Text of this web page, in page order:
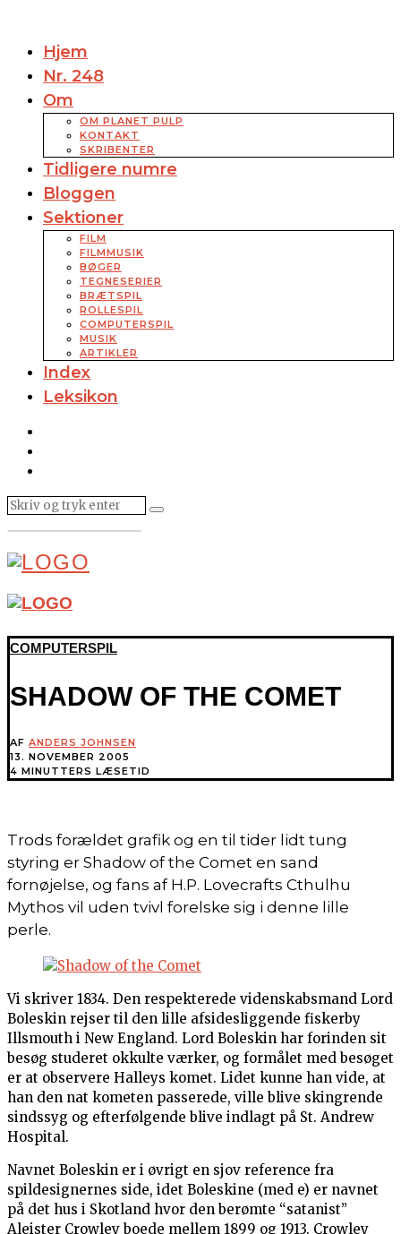
Hjem
Nr. 248
Om
OM PLANET PULP
KONTAKT
SKRIBENTER
Tidligere numre
Bloggen
Sektioner
FILM
FILMMUSIK
BØGER
TEGNESERIER
BRÆTSPIL
ROLLESPIL
COMPUTERSPIL
MUSIK
ARTIKLER
Index
Leksikon
COMPUTERSPIL
SHADOW OF THE COMET
AF ANDERS JOHNSEN
13. NOVEMBER 2005
4 MINUTTERS LÆSETID
Trods forældet grafik og en til tider lidt tung
styring er Shadow of the Comet en sand
fornøjelse, og fans af H.P. Lovecrafts Cthulhu
Mythos vil uden tvivl forelske sig i denne lille
perle.
Vi skriver 1834. Den respekterede videnskabsmand Lord
Boleskin rejser til den lille afsidesliggende fiskerby
Illsmouth i New England. Lord Boleskin har forinden sit
besøg studeret okkulte værker, og formålet med besøget
er at observere Halleys komet. Lidet kunne han vide, at
han den nat kometen passerede, ville blive skingrende
sindssyg og efterfølgende blive indlagt på St. Andrew
Hospital.
Navnet Boleskin er i øvrigt en sjov reference fra
spildesignernes side, idet Boleskine (med e) er navnet
på det hus i Skotland hvor den berømte “satanist”
Aleister Crowley boede mellem 1899 og 1913. Crowley